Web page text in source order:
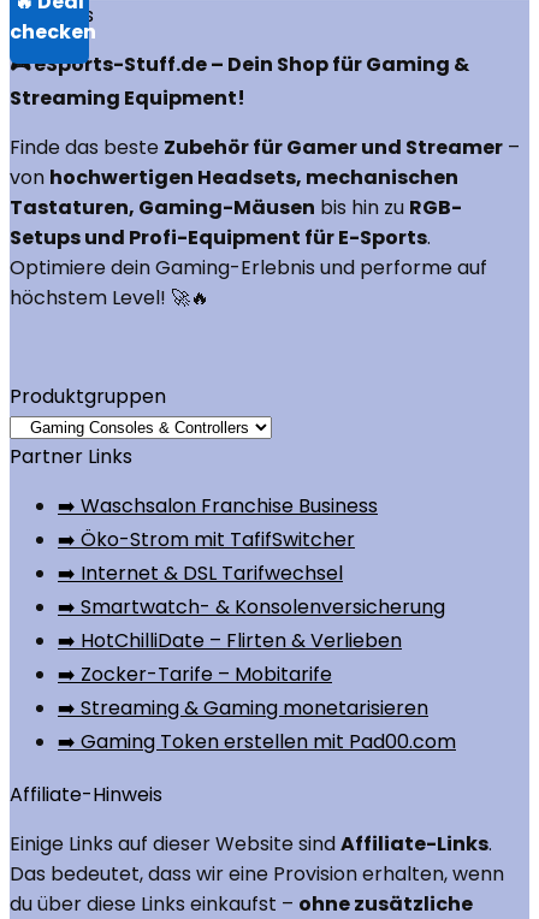
Über uns
🎮 eSports-Stuff.de – Dein Shop für Gaming &
Streaming Equipment!
Finde das beste Zubehör für Gamer und Streamer –
von hochwertigen Headsets, mechanischen
Tastaturen, Gaming-Mäusen bis hin zu RGB-
Setups und Profi-Equipment für E-Sports.
Optimiere dein Gaming-Erlebnis und performe auf
höchstem Level! 🚀🔥
Produktgruppen
Partner Links
➡️ Waschsalon Franchise Business
➡️ Öko-Strom mit TafifSwitcher
➡️ Internet & DSL Tarifwechsel
➡️ Smartwatch- & Konsolenversicherung
➡️ HotChilliDate – Flirten & Verlieben
➡️ Zocker-Tarife – Mobitarife
➡️ Streaming & Gaming monetarisieren
➡️ Gaming Token erstellen mit Pad00.com
Affiliate-Hinweis
Einige Links auf dieser Website sindAffiliate-Links.
Das bedeutet, dass wir eine Provision erhalten, wenn
du über diese Links einkaufst – ohne zusätzliche